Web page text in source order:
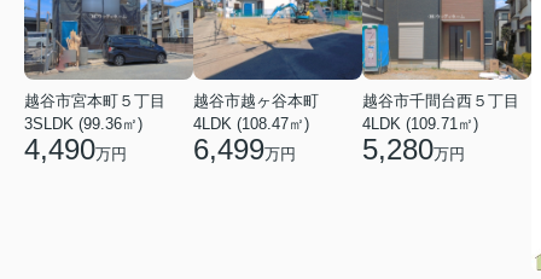
越谷市宮本町５丁目
3SLDK (99.36㎡)
4,490万円
越谷市越ヶ谷本町
4LDK (108.47㎡)
6,499万円
越谷市千間台西５丁目
4LDK (109.71㎡)
5,280万円